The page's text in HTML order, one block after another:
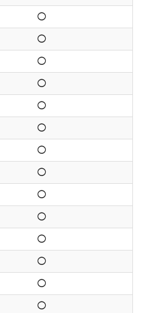
◯
◯
◯
◯
◯
◯
◯
◯
◯
◯
◯
◯
◯
◯